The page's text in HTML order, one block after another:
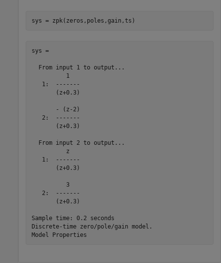
sys = zpk(zeros,poles,gain,ts)
sys =
  From input 1 to output...
          1
   1:  -------
       (z+0.3)
       - (z-2)
   2:  -------
       (z+0.3)
  From input 2 to output...
          z
   1:  -------
       (z+0.3)
          3
   2:  -------
       (z+0.3)
Sample time: 0.2 seconds
Discrete-time zero/pole/gain model.